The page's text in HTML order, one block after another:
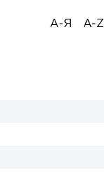
А-Я A-Z